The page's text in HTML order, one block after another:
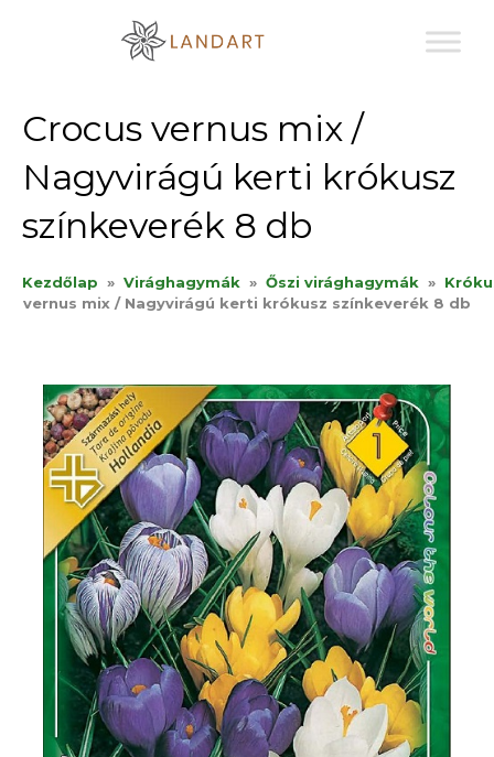
Crocus vernus mix /
Nagyvirágú kerti krókusz
színkeverék 8 db
Kezdőlap » Virághagymák » Őszi virághagymák »
vernus mix / Nagyvirágú kerti krókusz színkeverék 8 db